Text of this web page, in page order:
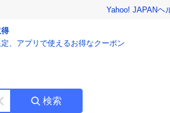
Yahoo! JAPANヘ
、アプリで使えるお得なクーポン
キ
検索